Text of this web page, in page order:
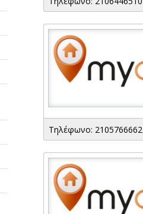
Τηλέφωνο: 2105766662